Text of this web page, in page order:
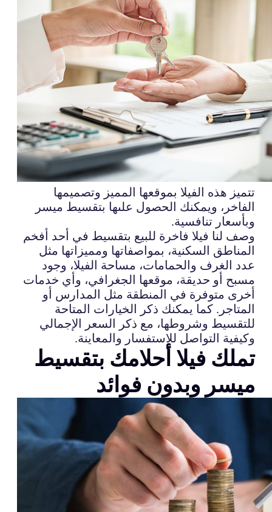
تتميز هذه الفيلا بموقعها المميز وتصميمها
الفاخر، ويمكنك الحصول علىها بتقسيط ميسر
وبأسعار تنافسية.
وصف لنا فيلا فاخرة للبيع بتقسيط في أحد أفخم
المناطق السكنية، بمواصفاتها ومميزاتها مثل
عدد الغرف والحمامات، مساحة الفيلا، وجود
مسبح أو حديقة، موقعها الجغرافي، وأي خدمات
أخرى متوفرة في المنطقة مثل المدارس أو
المتاجر. كما يمكنك ذكر الخيارات المتاحة
للتقسيط وشروطها، مع ذكر السعر الإجمالي
وكيفية التواصل للاستفسار والمعاينة.
تملك فيلا أحلامك بتقسيط
ميسر وبدون فوائد